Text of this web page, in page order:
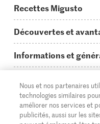
Recettes Migusto
Idées de menus
Plats principaux
Simple & vite prêt
Apéritif
Découvertes et
On en parle...
Tutoriels
Glossaire des
Informations et
Questions concernant
Cuisiner avec Migusto
Service clientèle &
Supermarché
Migros Online
DE FR IT
Nous et nos partenaires
technologies similaires
améliorer nos services et
publicités, aussi sur les